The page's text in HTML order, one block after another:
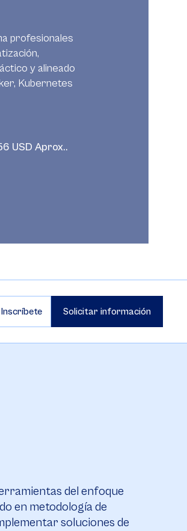
profesionales
y alineado
Kubernetes
USD Aprox..
Inscríbete Solicitar información
del enfoque
en metodología de
soluciones de